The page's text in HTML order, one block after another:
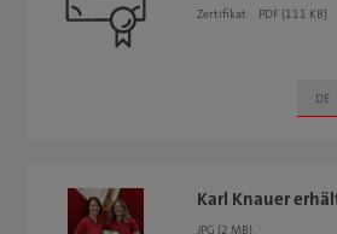
Zertifikat PDF (111 KB)
Karl Knauer
JPG (2 MB)